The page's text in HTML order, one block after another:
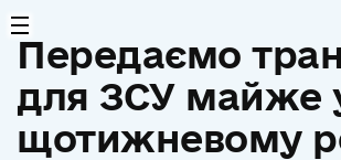
Передаємо
для ЗСУ майже
щотижневому